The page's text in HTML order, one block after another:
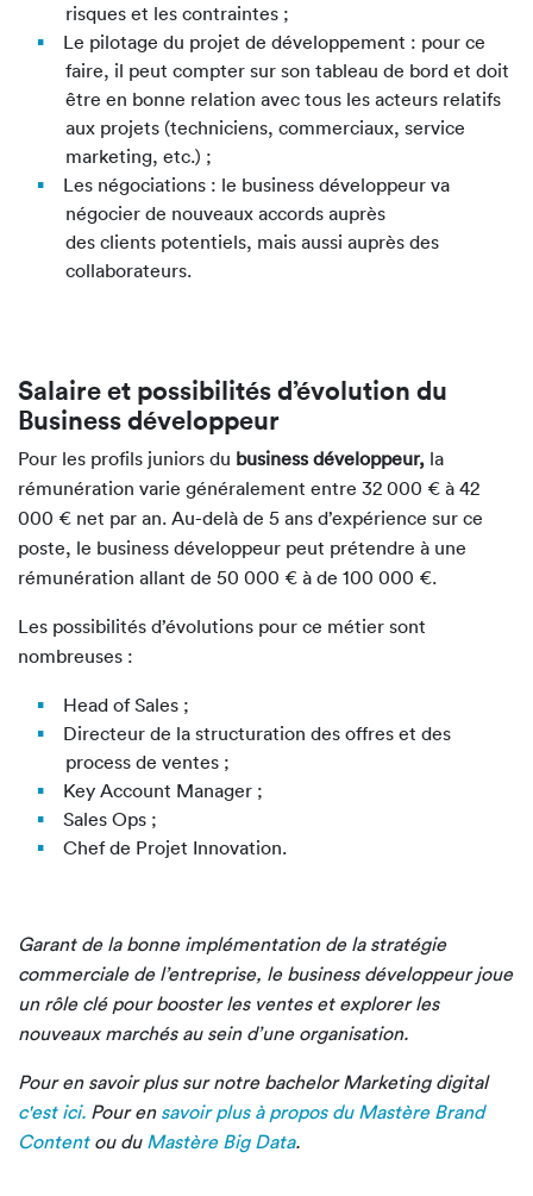
risques et les contraintes ;
Le pilotage du projet de développement : pour ce
faire, il peut compter sur son tableau de bord et doit
être en bonne relation avec tous les acteurs relatifs
aux projets (techniciens, commerciaux, service
marketing, etc.) ;
Les négociations : le business développeur va
négocier de nouveaux accords auprès
des clients potentiels, mais aussi auprès des
collaborateurs.
Salaire et possibilités d’évolution du
Business développeur
Pour les profils juniors du business développeur, la
rémunération varie généralement entre 32 000 € à 42
000 € net par an. Au-delà de 5 ans d’expérience sur ce
poste, le business développeur peut prétendre à une
rémunération allant de 50 000 € à de 100 000 €.
Les possibilités d’évolutions pour ce métier sont
nombreuses :
Head of Sales ;
Directeur de la structuration des offres et des
process de ventes ;
Key Account Manager ;
Sales Ops ;
Chef de Projet Innovation.
Garant de la bonne implémentation de la stratégie
commerciale de l’entreprise, le business développeur joue
un rôle clé pour booster les ventes et explorer les
nouveaux marchés au sein d’une organisation.
Pour en savoir plus sur notre bachelor Marketing digital
c'est ici. Pour en savoir plus à propos du Mastère Brand
Contentou du Mastère Big Data.